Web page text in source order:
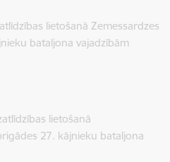
lietošanā Zemessardzes
bataljona vajadzībām
lietošanā
27. kājnieku bataljona